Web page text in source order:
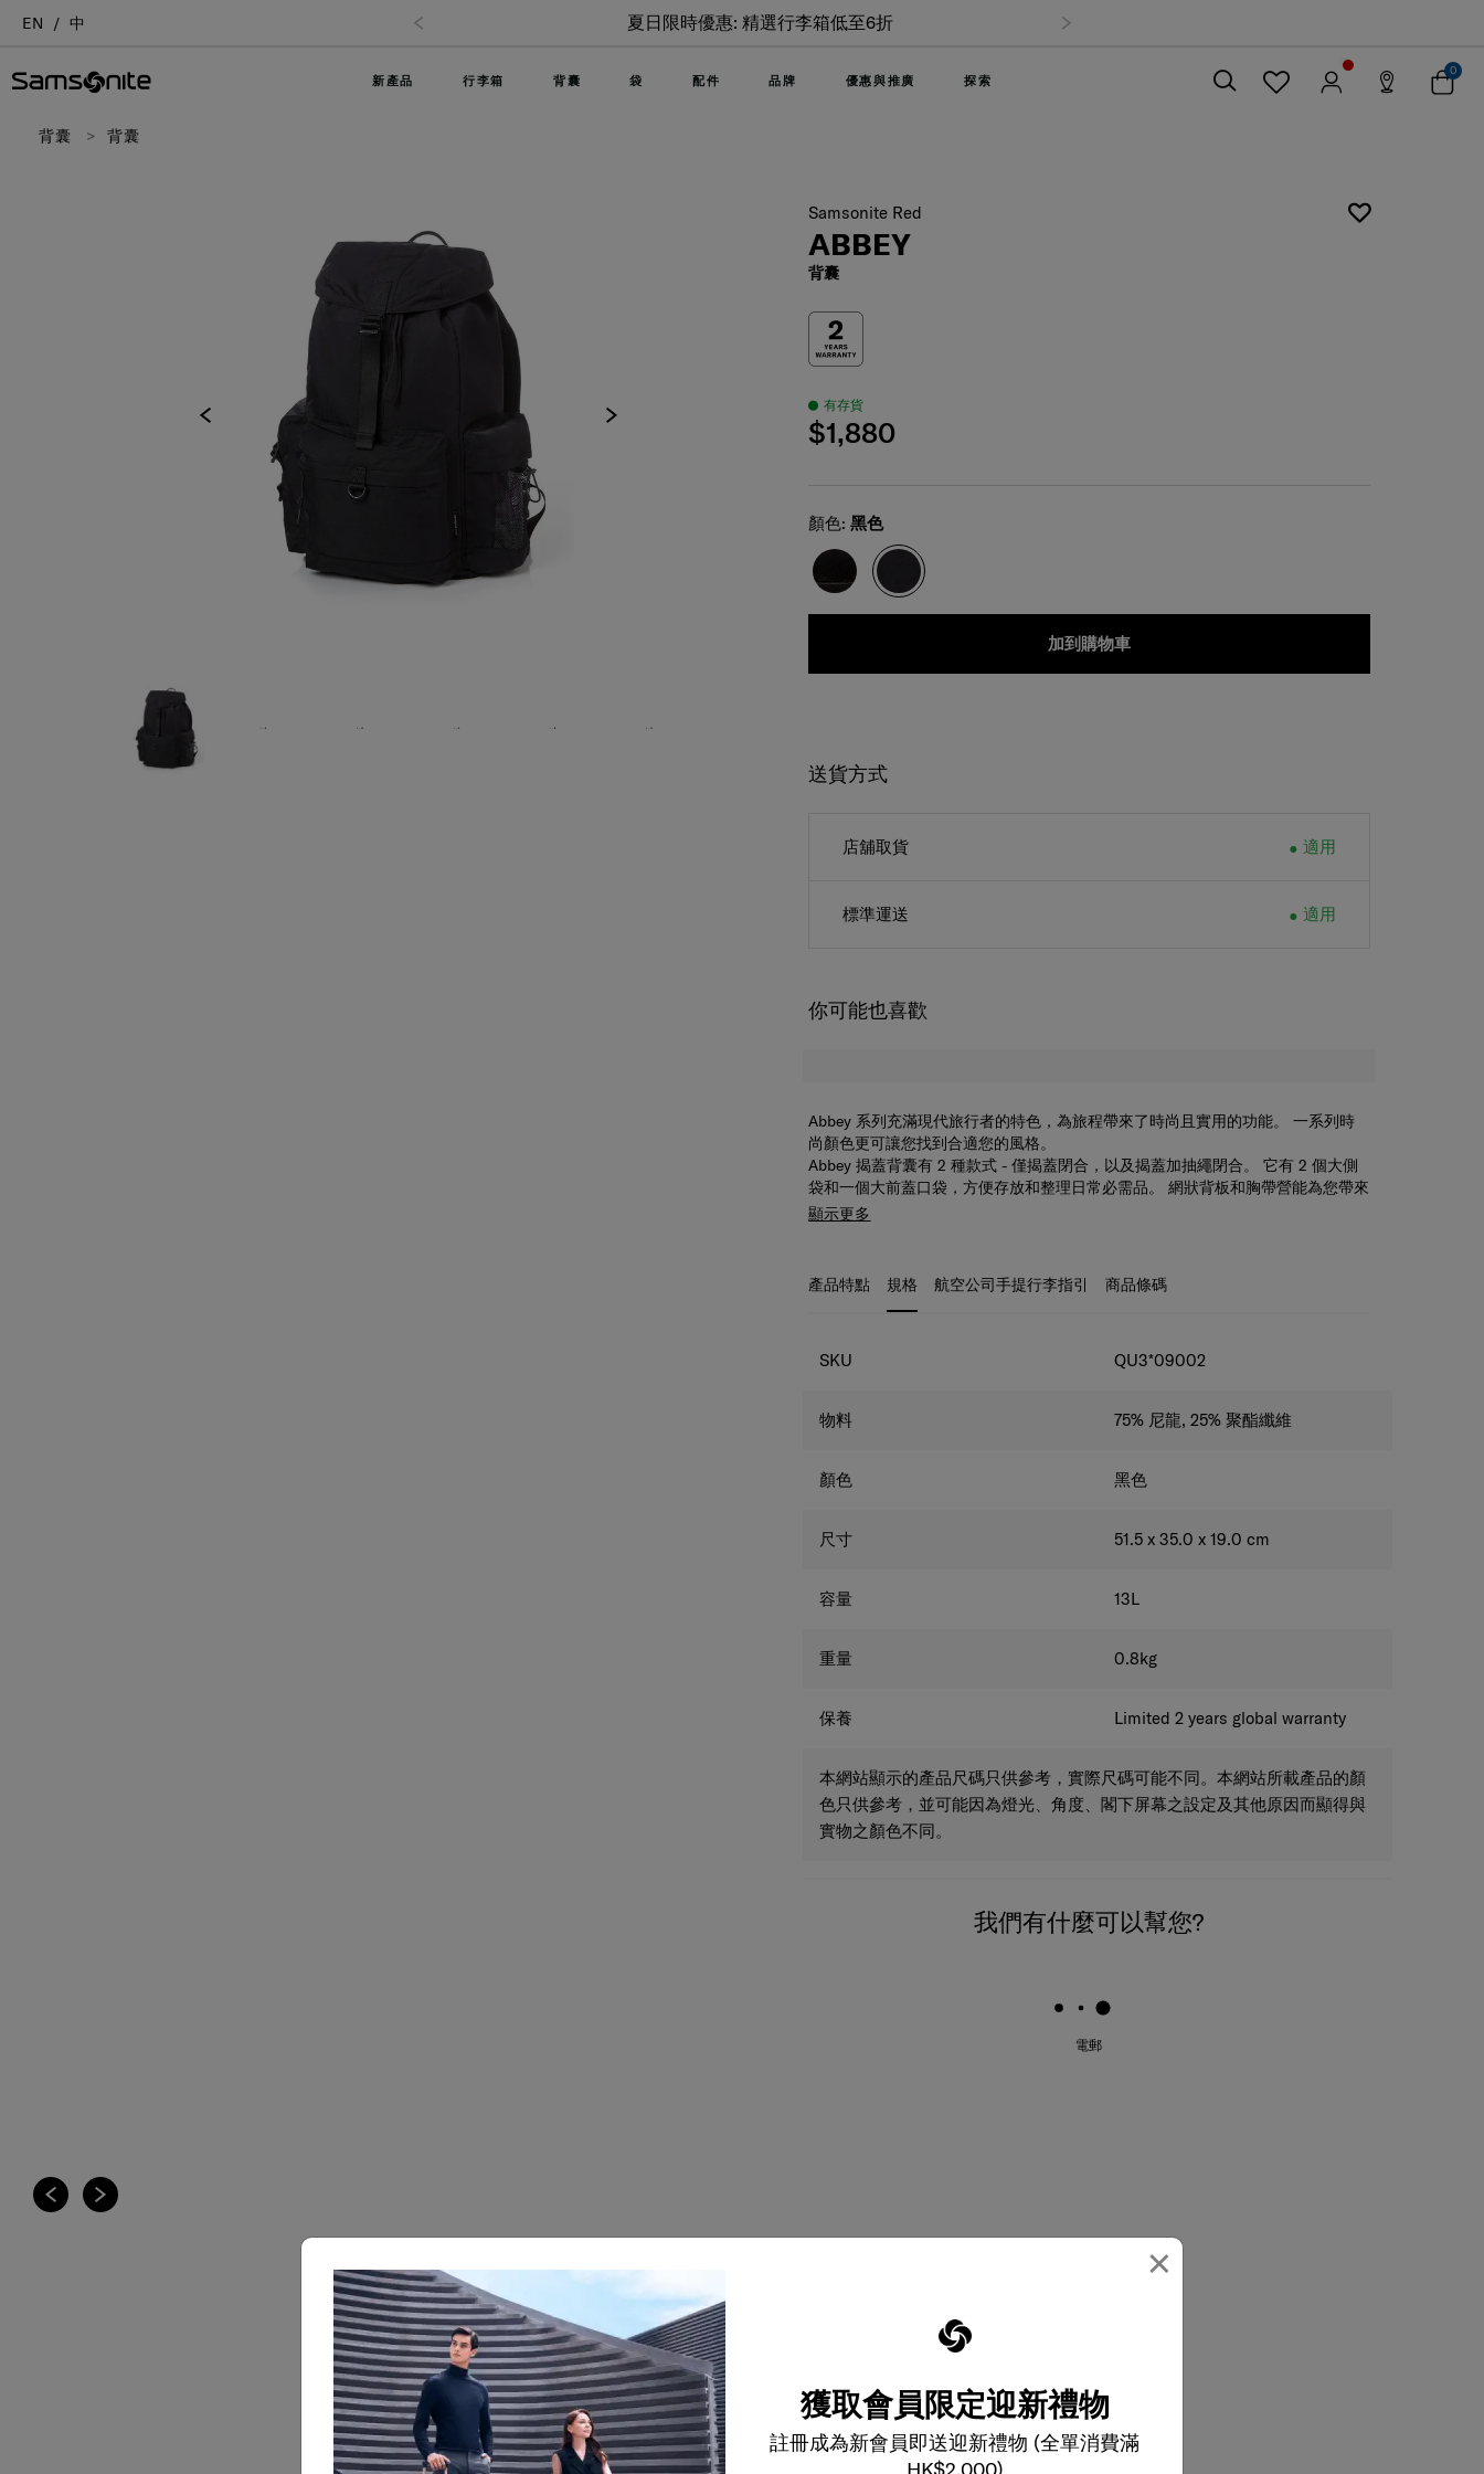
×
獲取會員限定迎新禮物
註冊成為新會員即送迎新禮物 (全單消費滿
HK$2,000)
EN 中 夏日限時優惠: 精選行李箱低至6折
新產品 行李箱 背囊 袋 配件 品牌 優惠與推廣 探索
0
背囊 背囊
Samsonite Red
ABBEY
背囊
有存貨
$1,880
Select
顏色:黑色
加到購物車
送貨方式
店舖取貨 適用
標準運送 適用
你可能也喜歡
Abbey 系列充滿現代旅行者的特色，為旅程帶來了時尚且實用的功能。 一系列時
尚顏色更可讓您找到合適您的風格。
Abbey 揭蓋背囊有 2 種款式 - 僅揭蓋閉合，以及揭蓋加抽繩閉合。 它有 2 個大側
袋和一個大前蓋口袋，方便存放和整理日常必需品。 網狀背板和胸帶營能為您帶來
更高的舒適度。
顯示更多
產品特點 規格 航空公司手提行李指引 商品條碼
規格
SKU QU3*09002
物料 75% 尼龍, 25% 聚酯纖維
顏色 黑色
尺寸 51.5 x 35.0 x 19.0 cm
容量 13L
重量 0.8kg
保養 Limited 2 years global warranty
本網站顯示的產品尺碼只供參考，實際尺碼可能不同。本網站所載產品的顏
色只供參考，並可能因為燈光、角度、閣下屏幕之設定及其他原因而顯得與
實物之顏色不同。
我們有什麼可以幫您?
電郵